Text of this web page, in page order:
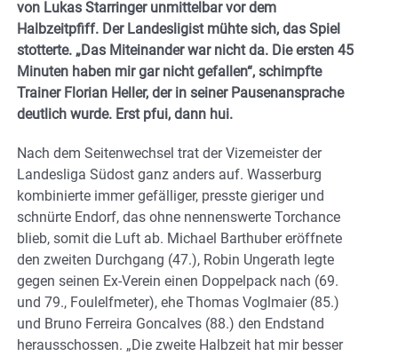
von Lukas Starringer unmittelbar vor dem
Halbzeitpfiff. Der Landesligist mühte sich, das Spiel
stotterte. „Das Miteinander war nicht da. Die ersten 45
Minuten haben mir gar nicht gefallen“, schimpfte
Trainer Florian Heller, der in seiner Pausenansprache
deutlich wurde. Erst pfui, dann hui.
Nach dem Seitenwechsel trat der Vizemeister der
Landesliga Südost ganz anders auf. Wasserburg
kombinierte immer gefälliger, presste gieriger und
schnürte Endorf, das ohne nennenswerte Torchance
blieb, somit die Luft ab. Michael Barthuber eröffnete
den zweiten Durchgang (47.), Robin Ungerath legte
gegen seinen Ex-Verein einen Doppelpack nach (69.
und 79., Foulelfmeter), ehe Thomas Voglmaier (85.)
und Bruno Ferreira Goncalves (88.) den Endstand
herausschossen. „Die zweite Halbzeit hat mir besser